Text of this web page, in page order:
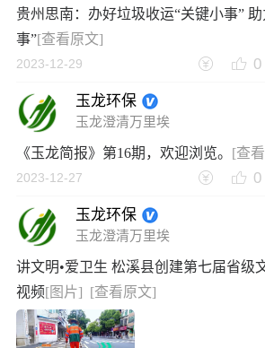
贵州思南：办好垃圾收运“关键小事”
事”[查看原文]
2023-12-29 0
玉龙环保
玉龙澄清万里埃
《玉龙简报》第16期，欢迎浏览。 [查
2023-12-27 0
玉龙环保
玉龙澄清万里埃
讲文明•爱卫生 松溪县创建第七届省级
视频[图片] [查看原文]